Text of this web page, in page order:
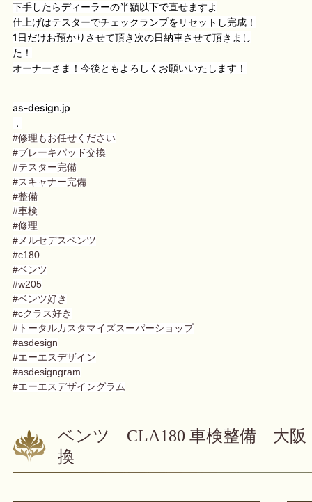
下手したらディーラーの半額以下で直せますよ
仕上げはテスターでチェックランプをリセットし完成！
1日だけお預かりさせて頂き次の日納車させて頂きまし
た！
オーナーさま！今後ともよろしくお願いいたします！
as-design.jp
．
#修理もお任せください
#ブレーキパッド交換
#テスター完備
#スキャナー完備
#整備
#車検
#修理
#メルセデスベンツ
#c180
#ベンツ
#w205
#ベンツ好き
#cクラス好き
#トータルカスタマイズスーパーショップ
#asdesign
#エーエスデザイン
#asdesigngram
#エーエスデザイングラム
ベンツ CLA180 車検整備 大
換